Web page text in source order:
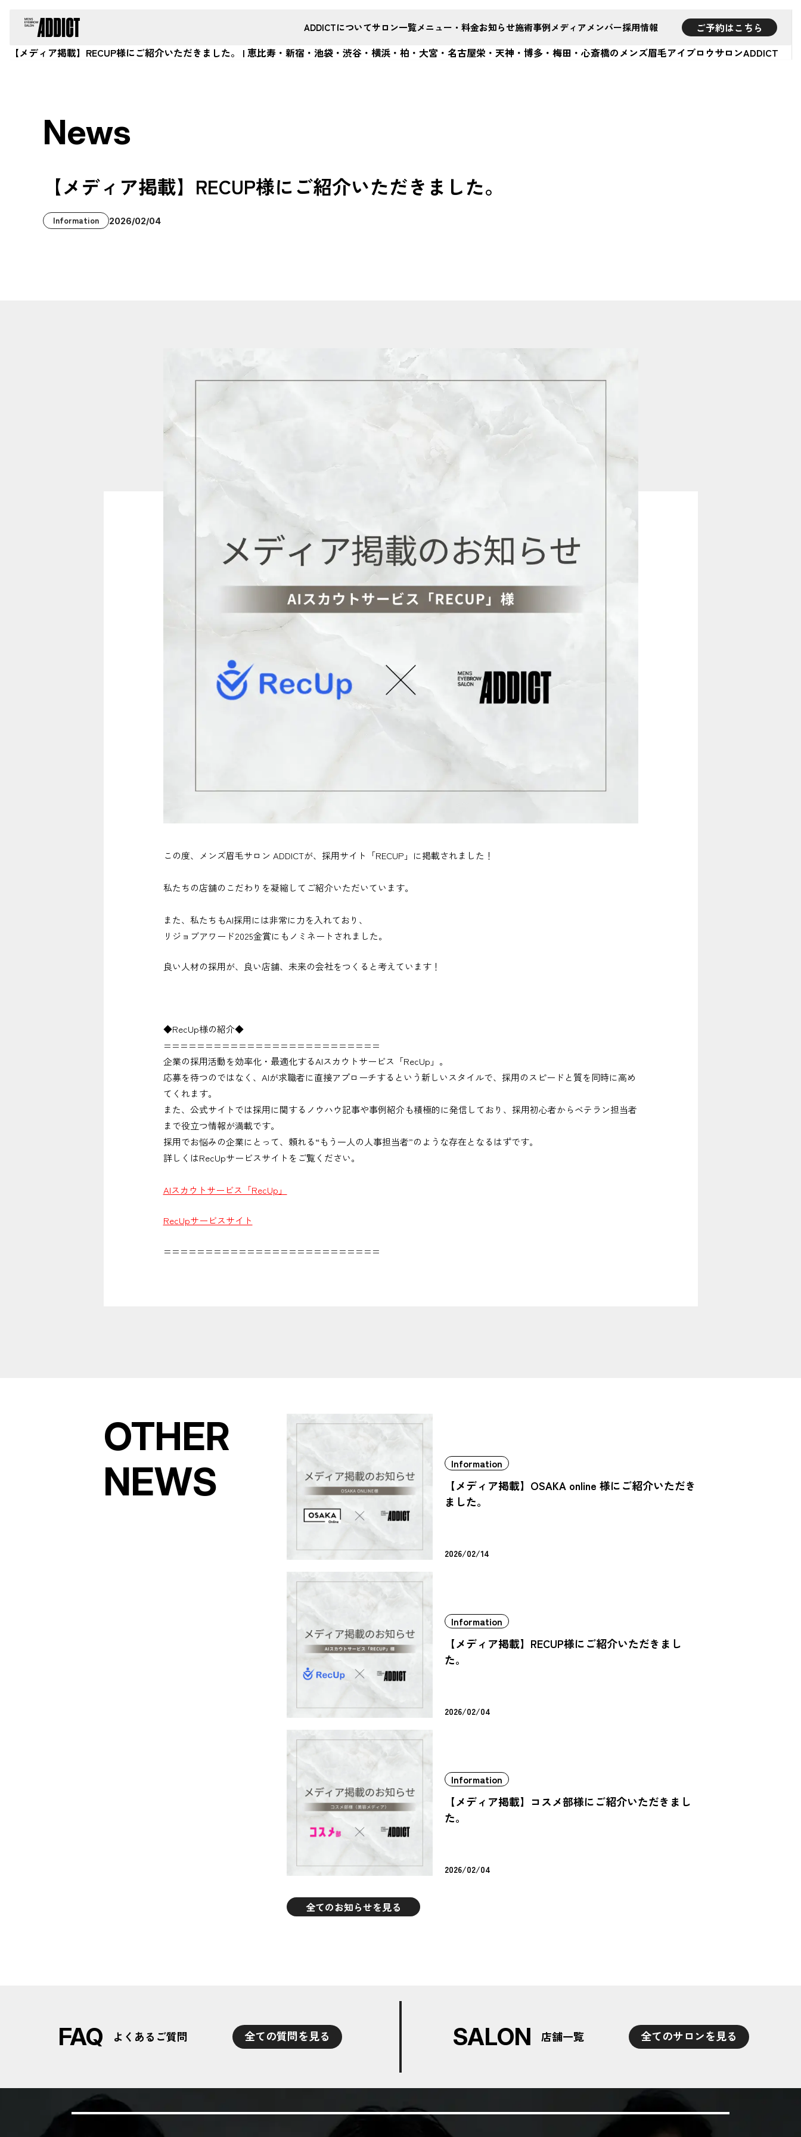
ADDICTについてサロン一覧メニュー・料金お知らせ施術事例メディアメンバー採用情報
ご予約はこちら
【メディア掲載】RECUP様にご紹介いただきました。 | 恵比寿・新宿・池袋・渋谷・横浜・柏・大宮・名古屋栄・天神・博多・梅田・心斎橋のメンズ眉毛アイブロウサロンADDICT
News
【メディア掲載】RECUP様にご紹介いただきました。
Information 2026/02/04
この度、メンズ眉毛サロン ADDICTが、採用サイト「RECUP」に掲載されました！
私たちの店舗のこだわりを凝縮してご紹介いただいています。
また、私たちもAI採用には非常に力を入れており、
リジョブアワード2025金賞にもノミネートされました。
良い人材の採用が、良い店舗、未来の会社をつくると考えています！
◆RecUp様の紹介◆
==========================
企業の採用活動を効率化・最適化するAIスカウトサービス「RecUp」。
応募を待つのではなく、AIが求職者に直接アプローチするという新しいスタイルで、採用のスピードと質を同時に高め
てくれます。
また、公式サイトでは採用に関するノウハウ記事や事例紹介も積極的に発信しており、採用初心者からベテラン担当者
まで役立つ情報が満載です。
採用でお悩みの企業にとって、頼れる“もう一人の人事担当者”のような存在となるはずです。
詳しくはRecUpサービスサイトをご覧ください。
AIスカウトサービス「RecUp」
RecUpサービスサイト
==========================
OTHER
NEWS
Information
【メディア掲載】OSAKA online 様にご紹介いただき
ました。
2026/02/14
Information
【メディア掲載】RECUP様にご紹介いただきまし
た。
2026/02/04
Information
【メディア掲載】コスメ部様にご紹介いただきまし
た。
2026/02/04
全てのお知らせを見る
FAQ よくあるご質問 全ての質問を見る SALON 店舗一覧 全てのサロンを見る